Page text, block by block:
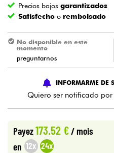
Violines y cuarteto
Niños
HiFi
Bundle
Precios bajosgarantizados
Satisfecho o rembolsado
No disponible en este
momento
preguntarnos
INFORMARME DE
Quiero ser notificado
Payez173.52 € / mois
en 12x 24x